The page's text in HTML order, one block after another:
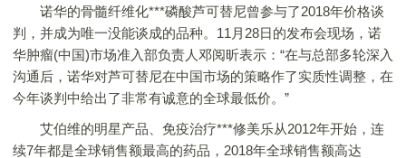
诺华的骨髓纤维化***磷酸芦可替尼曾参与了2018年价格谈
判，并成为唯一没能谈成的品种。11月28日的发布会现场，诺
华肿瘤(中国)市场准入部负责人邓阅昕表示：“在与总部多轮深入
沟通后，诺华对芦可替尼在中国市场的策略作了实质性调整，在
今年谈判中给出了非常有诚意的全球最低价。”
艾伯维的明星产品、免疫治疗***修美乐从2012年开始，连
续7年都是全球销售额最高的药品，2018年全球销售额高达